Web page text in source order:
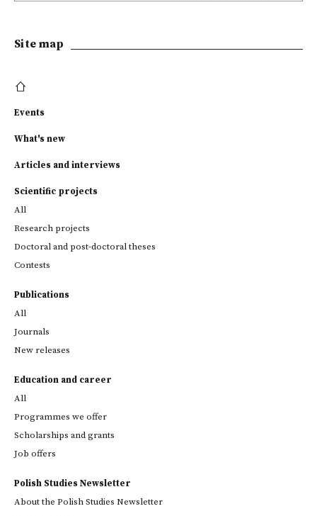
Site map
Events
What's new
Articles and interviews
Scientific projects
All
Research projects
Doctoral and post-doctoral theses
Contests
Publications
All
Journals
New releases
Education and career
All
Programmes we offer
Scholarships and grants
Job offers
Polish Studies Newsletter
About the Polish Studies Newsletter